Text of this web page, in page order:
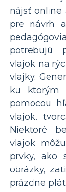
nájsť online
pre návrh
potrebujú
vlajok na
vlajky.
ku ktorým
pomocou
vlajok,
Niektoré
vlajok
prvky, ako
obrázky,
prázdne